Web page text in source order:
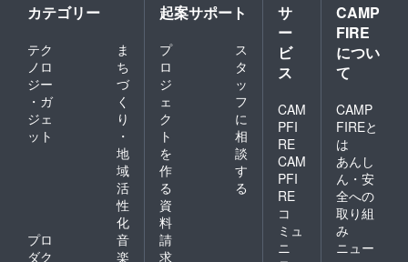
カテゴリー
テク
ノロ
ジー
・ガ
ジェ
ット
ま
ち
づ
く
り
・
地
域
活
性
化
プロ
ダク
音
楽
起案サポート
プ
ロ
ジ
ェ
ク
ト
を
作
る
ス
タ
ッ
フ
に
相
談
す
る
資
料
請
求
サ
ー
ビ
ス
CAM
PFI
RE
CAM
PFI
RE
コ
ミュ
ニ
CAMP
FIRE
につい
て
CAMP
FIREと
は
あんし
ん・安
全への
取り組
み
ニュー